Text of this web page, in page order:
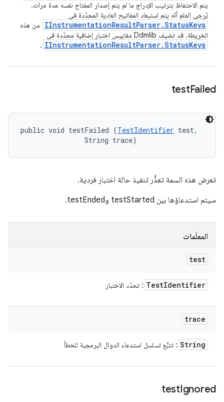
يتم الاحتفاظ بترتيب الإدراج ما لم يتم إصدار المفتاح نفسه عدة مرات.
يُرجى العلم أنّه يتم استبعاد المفاتيح العادية المحدّدة في
IInstrumentationResultParser.StatusKeys
من هذه
الخريطة. قد تضيف Ddmlib مقاييس اختبار إضافية محدّدة في
IInstrumentationResultParser.StatusKeys
.
testFailed
public void testFailed (TestIdentifier test,
                String trace)
تعرض هذه السمة تعذُّر تنفيذ حالة اختبار فردية.
سيتم استدعاؤها بين testStarted وtestEnded.
المعلَمات
test
TestIdentifier : تحدّد الاختبار
trace
String : تتبُّع تسلسل استدعاء الدوال البرمجية للخطأ
testIgnored